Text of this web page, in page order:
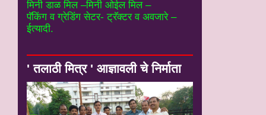
मिनी डाळ मिल –मिनी ओईल मिल –
पॅकिंग व ग्रेडिंग सेटर- ट्रॅक्टर व अवजारे –
ईत्यादी.
' तलाठी मित्र ' आज्ञावली चे निर्माता